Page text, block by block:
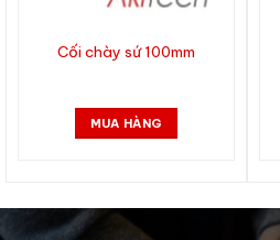
Cối chày sứ 100mm
MUA HÀNG